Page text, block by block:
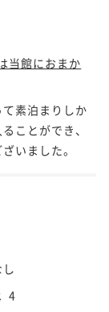
当館におまか
素泊まりしか
ことができ、
いました。
4